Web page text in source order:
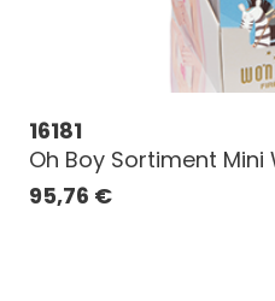
16181
Oh Boy Sortiment
95,76 €